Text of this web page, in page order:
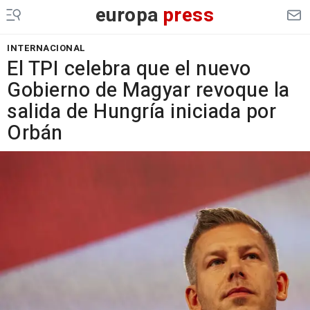
europa press
INTERNACIONAL
El TPI celebra que el nuevo
Gobierno de Magyar revoque la
salida de Hungría iniciada por
Orbán